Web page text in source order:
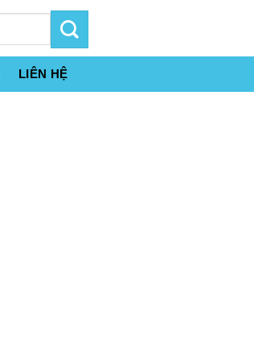
LIÊN HỆ